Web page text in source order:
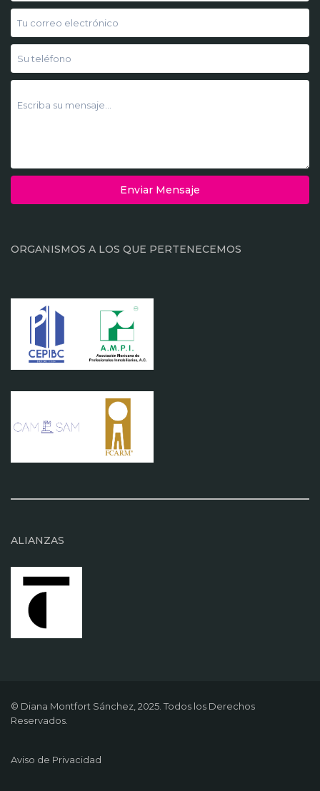
Enviar Mensaje
ORGANISMOS A LOS QUE PERTENECEMOS
ALIANZAS
© Diana Montfort Sánchez, 2025. Todos los Derechos
Reservados.
Aviso de Privacidad